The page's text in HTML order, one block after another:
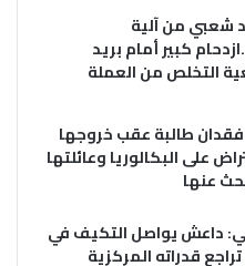
شعبي من آلية
كبير أمام بريد
التخلص من العملة
طالبة عقب خروجها
على البكالوريا وعائلتها
عنها
داعش يواصل التكيف في
قدراته المركزية